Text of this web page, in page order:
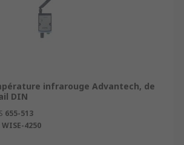
infrarouge Advantech, de
DIN
655-513
WISE-4250